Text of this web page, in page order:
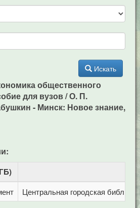
Искать
общественного
для вузов / О. П.
- Минск: Новое знание,
Центральная городская